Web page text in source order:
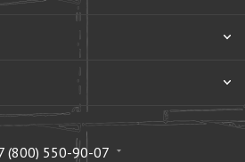
(800) 550-90-07